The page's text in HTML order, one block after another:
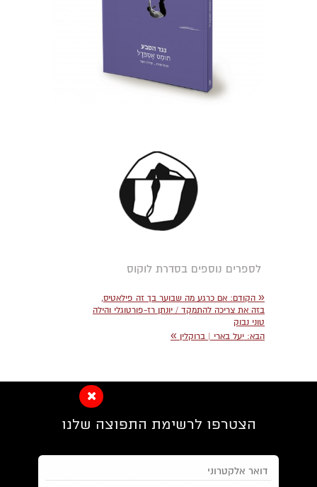
לספרים נוספים בסדרת לוקוס
« הקודם: אם כרגע מה שבוער בך זה פילאטיס,
בזה את צריכה להתמקד / יונתן רז-פורטוגלי והילה
טוני נבוק
הבא: יעל בארי | ברוקלין »
הצטרפו לרשימת התפוצה שלנו